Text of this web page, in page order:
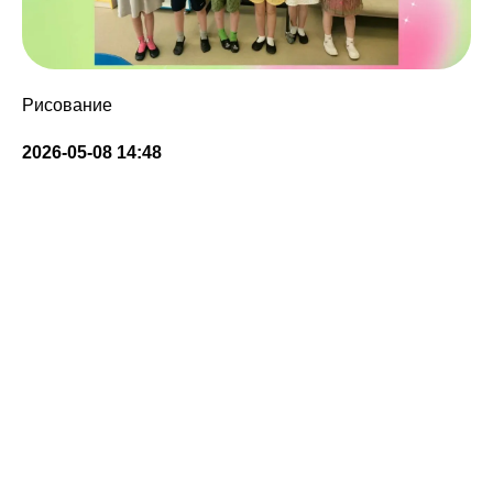
Рисование
2026-05-08 14:48